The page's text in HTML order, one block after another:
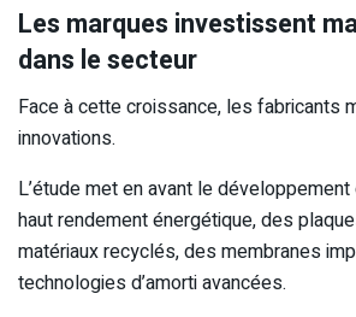
Les marques investissent
dans le secteur
Face à cette croissance, les fabricants
innovations.
L’étude met en avant le
haut rendement énergétique, des
matériaux recyclés, des membranes
technologies d’amorti avancées.